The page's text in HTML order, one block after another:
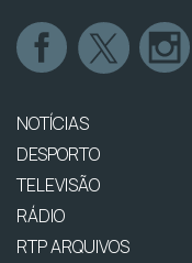
NOTÍCIAS
DESPORTO
TELEVISÃO
RÁDIO
RTP ARQUIVOS